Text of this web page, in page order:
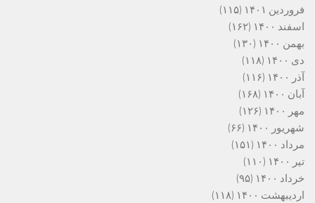
فروردین ۱۴۰۱
(۱۱۵)
اسفند ۱۴۰۰
(۱۶۲)
بهمن ۱۴۰۰
(۱۳۰)
دی ۱۴۰۰
(۱۱۸)
آذر ۱۴۰۰
(۱۱۶)
آبان ۱۴۰۰
(۱۶۸)
مهر ۱۴۰۰
(۱۲۶)
شهریور ۱۴۰۰
(۶۶)
مرداد ۱۴۰۰
(۱۵۱)
تیر ۱۴۰۰
(۱۱۰)
خرداد ۱۴۰۰
(۹۵)
اردیبهشت ۱۴۰۰
(۱۱۸)